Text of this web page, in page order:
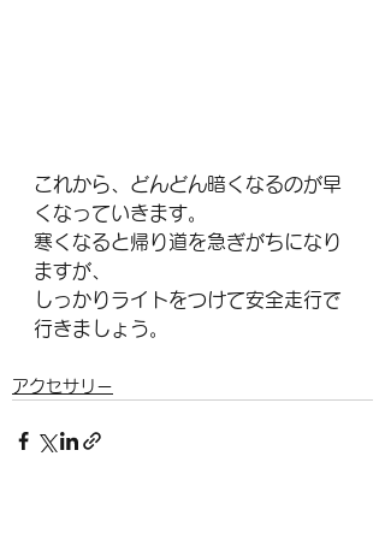
これから、どんどん暗くなるのが早
くなっていきます。
寒くなると帰り道を急ぎがちになり
ますが、
しっかりライトをつけて安全走行で
行きましょう。
アクセサリー